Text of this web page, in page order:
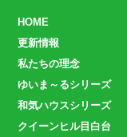
HOME
更新情報
私たちの理念
ゆいま～るシリーズ
和気ハウスシリーズ
クイーンヒル目白台